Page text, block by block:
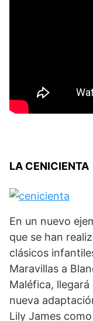
LA CENICIENTA
En un nuevo
que se han
clásicos
Maravillas a
Maléfica, llegará
nueva
Lily James